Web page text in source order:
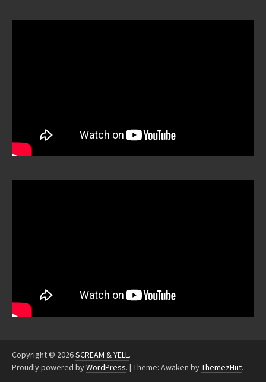
Copyright © 2026SCREAM & YELL.
Proudly powered byWordPress. | Theme: Awaken byThemezHut.